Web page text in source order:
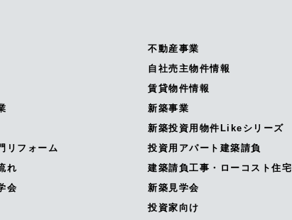
リフォーム
れ
会
不動産事業
自社売主物件情報
賃貸物件情報
新築事業
新築投資用物件Likeシリーズ
投資用アパート建築請負
建築請負工事・ローコスト住宅
新築見学会
投資家向け